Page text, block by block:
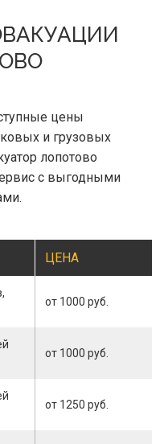
цены
и грузовых
лопотово
с выгодными
ЦЕНА
от 1000 руб.
от 1000 руб.
от 1250 руб.